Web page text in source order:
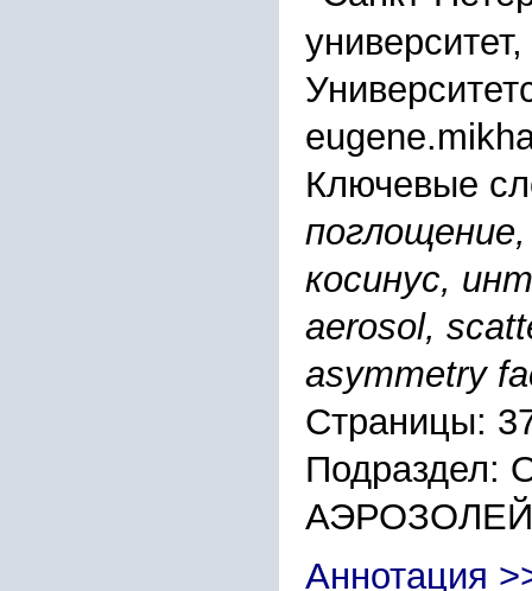
Ключевые
косинус,
aerosol,
asymmetry
Страницы:
Аннотация